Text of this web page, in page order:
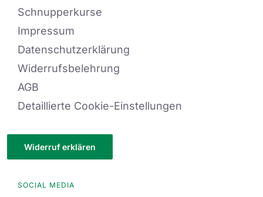
Schnupperkurse
Impressum
Datenschutzerklärung
Widerrufsbelehrung
AGB
Detaillierte Cookie-Einstellungen
Widerruf erklären
SOCIAL MEDIA